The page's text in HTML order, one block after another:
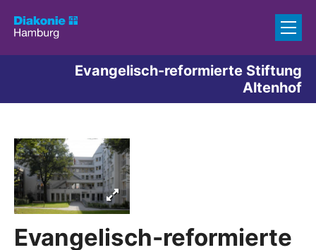
Evangelisch-reformierte Stiftung
Altenhof
Evangelisch-reformierte